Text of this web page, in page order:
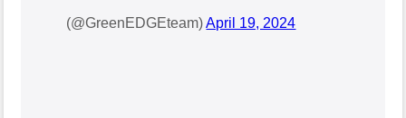
(@GreenEDGEteam)April 19, 2024